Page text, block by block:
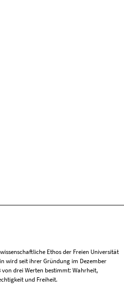
Ethos der Freien Universität
wird seit ihrer Gründung im Dezember
von drei Werten bestimmt: Wahrheit,
und Freiheit.